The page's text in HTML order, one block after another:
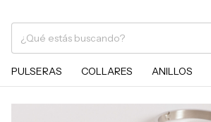
PULSERAS COLLARES ANILLOS